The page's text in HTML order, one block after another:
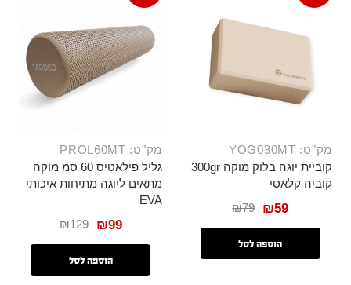
מק"ט: YOG030MT
קוביית יוגה בלוק מוקה 300gr
קוביה קלאסי
₪79 ₪59
הוספה לסל
מק"ט: PROL60MT
גליל פילאטיס 60 סמ מוקה
מתאים ליוגה מתיחות איכותי
EVA
₪129 ₪99
הוספה לסל